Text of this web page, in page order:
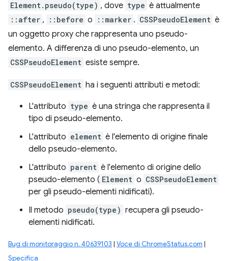
Element.pseudo(type) , dove type è attualmente
::after , ::before o ::marker . CSSPseudoElement è
un oggetto proxy che rappresenta uno pseudo-
elemento. A differenza di uno pseudo-elemento, un
CSSPseudoElement esiste sempre.
CSSPseudoElement ha i seguenti attributi e metodi:
L'attributo type è una stringa che rappresenta il
tipo di pseudo-elemento.
L'attributo element è l'elemento di origine finale
dello pseudo-elemento.
L'attributo parent è l'elemento di origine dello
pseudo-elemento ( Element o CSSPseudoElement
per gli pseudo-elementi nidificati).
Il metodo pseudo(type) recupera gli pseudo-
elementi nidificati.
Bug di monitoraggio n. 40639103 | Voce di ChromeStatus.com |
Specifica